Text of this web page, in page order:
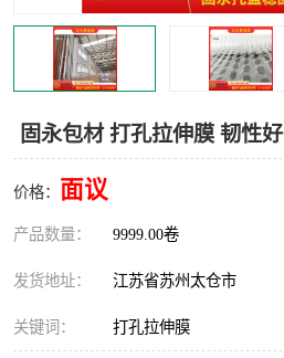
固永包材 打孔拉伸膜 韧性好
价格： 面议
产品数量： 9999.00卷
发货地址： 江苏省苏州太仓市
关键词： 打孔拉伸膜